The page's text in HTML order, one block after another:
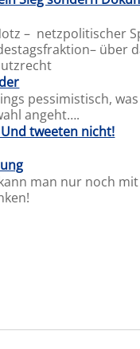
– netzpolitischer
über
pessimistisch,
angeht….
tweeten nicht!
man nur noch